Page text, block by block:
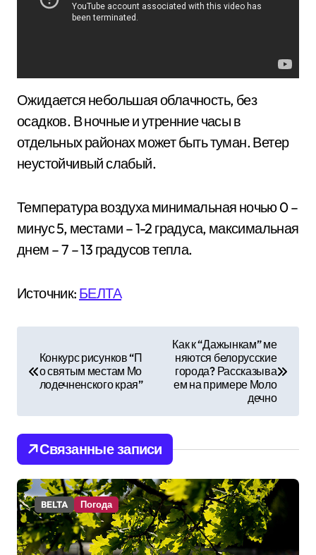
Ожидается небольшая облачность, без
осадков. В ночные и утренние часы в
отдельных районах может быть туман. Ветер
неустойчивый слабый.
Температура воздуха минимальная ночью 0 –
минус 5, местами – 1-2 градуса, максимальная
днем – 7 – 13 градусов тепла.
Источник: БЕЛТА
и
г
а
ц
и
Конкурс рисунков “П
о святым местам Мо
лодечненского края”
Как к “Дажынкам” ме
няются белорусские
города? Рассказыва
ем на примере Моло
дечно
Связанные записи
BELTA Погода